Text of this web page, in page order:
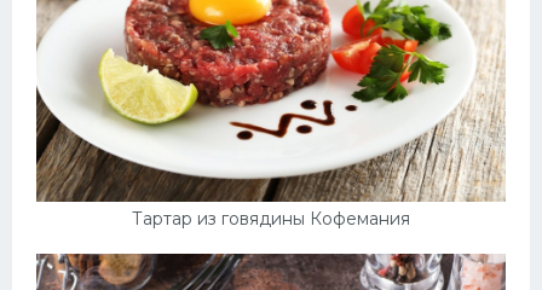
Тартар из говядины Кофемания